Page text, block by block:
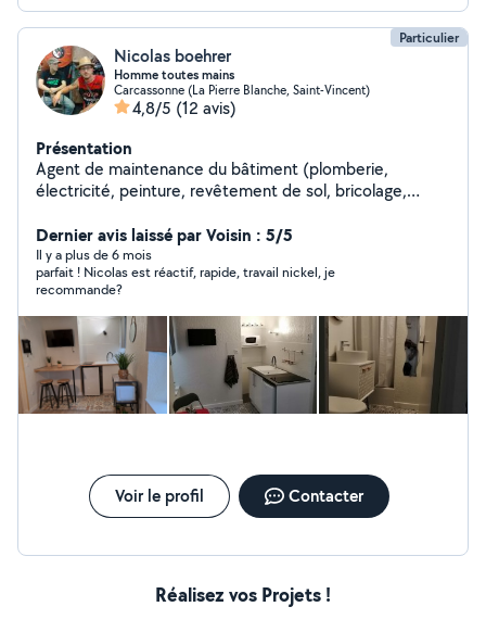
Particulier
Nicolas boehrer
Homme toutes mains
Carcassonne (La Pierre Blanche, Saint-Vincent)
4,8/5 (12 avis)
Présentation
Agent de maintenance du bâtiment (plomberie,
électricité, peinture, revêtement de sol, bricolage,
agencement d'appartement, décoration...) 4 ans
d'expérience à l'hôtel de la cité de Carcassonne. Étant
également conseiller de vente en magasin de bricolage,
je vous accompagne dans vos projets.
Dernier avis laissé par Voisin : 5/5
Il y a plus de 6 mois
parfait ! Nicolas est réactif, rapide, travail nickel, je
recommande?
Voir le profil Contacter
Réalisez vos Projets !